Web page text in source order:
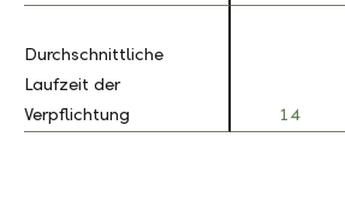
Durchschnittliche
Laufzeit der
Verpflichtung
14
Durchschnittliche
Laufzeit der
Verpflichtung